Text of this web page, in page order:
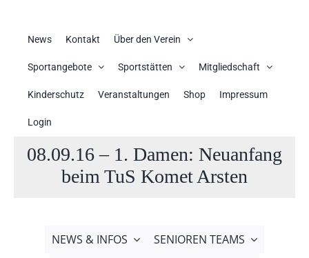
News Kontakt Über den Verein
Sportangebote Sportstätten Mitgliedschaft
Kinderschutz Veranstaltungen Shop Impressum
Login
08.09.16 – 1. Damen: Neuanfang
beim TuS Komet Arsten
NEWS & INFOS
SENIOREN TEAMS